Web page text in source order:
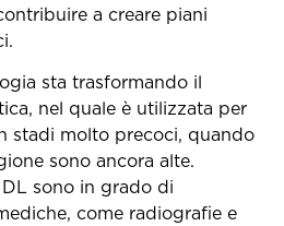
a creare piani
sta trasformando il
nel quale è utilizzata per
stadi molto precoci, quando
sono ancora alte.
sono in grado di
come radiografie e